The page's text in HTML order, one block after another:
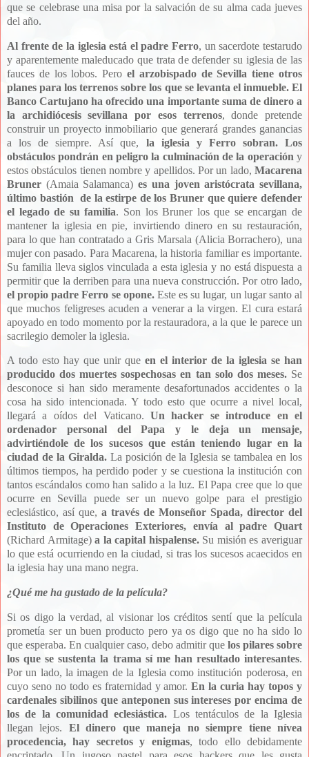
que se celebrase una misa por la salvación de su alma cada jueves
del año.
Al frente de la iglesia está el padre Ferro, un sacerdote testarudo
y aparentemente maleducado que trata de defender su iglesia de las
fauces de los lobos. Pero el arzobispado de Sevilla tiene otros
planes para los terrenos sobre los que se levanta el inmueble.El
Banco Cartujano ha ofrecido una importante suma de dinero a
la archidiócesis sevillana por esos terrenos, donde pretende
construir un proyecto inmobiliario que generará grandes ganancias
a los de siempre. Así que, la iglesia y Ferro sobran. Los
obstáculos pondrán en peligro la culminación de la operación y
estos obstáculos tienen nombre y apellidos. Por un lado, Macarena
Bruner (Amaia Salamanca) es una joven aristócrata sevillana,
último bastión de la estirpe de los Bruner que quiere defender
el legado de su familia. Son los Bruner los que se encargan de
mantener la iglesia en pie, invirtiendo dinero en su restauración,
para lo que han contratado a Gris Marsala (Alicia Borrachero), una
mujer con pasado. Para Macarena, la historia familiar es importante.
Su familia lleva siglos vinculada a esta iglesia y no está dispuesta a
permitir que la derriben para una nueva construcción. Por otro lado,
el propio padre Ferro se opone.Este es su lugar, un lugar santo al
que muchos feligreses acuden a venerar a la virgen. El cura estará
apoyado en todo momento por la restauradora, a la que le parece un
sacrilegio demoler la iglesia.
A todo esto hay que unir que en el interior de la iglesia se han
producido dos muertes sospechosas en tan solo dos meses.Se
desconoce si han sido meramente desafortunados accidentes o la
cosa ha sido intencionada. Y todo esto que ocurre a nivel local,
llegará a oídos del Vaticano. Un hacker se introduce en el
ordenador personal del Papa y le deja un mensaje,
advirtiéndole de los sucesos que están teniendo lugar en la
ciudad de la Giralda.La posición de la Iglesia se tambalea en los
últimos tiempos, ha perdido poder y se cuestiona la institución con
tantos escándalos como han salido a la luz. El Papa cree que lo que
ocurre en Sevilla puede ser un nuevo golpe para el prestigio
eclesiástico, así que, a través de Monseñor Spada, director del
Instituto de Operaciones Exteriores, envía al padre Quart
(Richard Armitage)a la capital hispalense. Su misión es averiguar
lo que está ocurriendo en la ciudad, si tras los sucesos acaecidos en
la iglesia hay una mano negra.
¿Qué me ha gustado de la película?
Si os digo la verdad, al visionar los créditos sentí que la película
prometía ser un buen producto pero ya os digo que no ha sido lo
que esperaba. En cualquier caso, debo admitir que los pilares sobre
los que se sustenta la trama sí me han resultado interesantes.
Por un lado, la imagen de la Iglesia como institución poderosa, en
cuyo seno no todo es fraternidad y amor.En la curia hay topos y
cardenales sibilinos que anteponen sus intereses por encima de
los de la comunidad eclesiástica. Los tentáculos de la Iglesia
llegan lejos. El dinero que maneja no siempre tiene nívea
procedencia, hay secretos y enigmas, todo ello debidamente